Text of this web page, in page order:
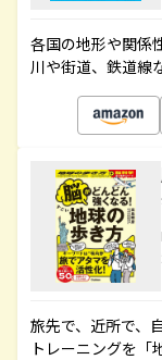
各国の地形や関係
川や街道、鉄道線
旅先で、近所で、
トレーニングを「